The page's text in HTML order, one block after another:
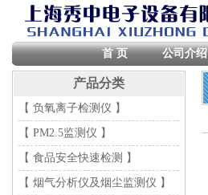
首 页 公司介绍
产品分类
【 负氧离子检测仪 】
【 PM2.5监测仪 】
【 食品安全快速检测 】
【 烟气分析仪及烟尘监测仪 】